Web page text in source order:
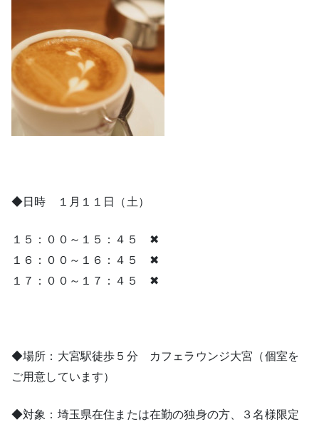
◆日時 １月１１日（土）
１５：００～１５：４５ ✖
１６：００～１６：４５ ✖
１７：００～１７：４５ ✖
◆場所：大宮駅徒歩５分 カフェラウンジ大宮（個室を
ご用意しています）
◆対象：埼玉県在住または在勤の独身の方、３名様限定